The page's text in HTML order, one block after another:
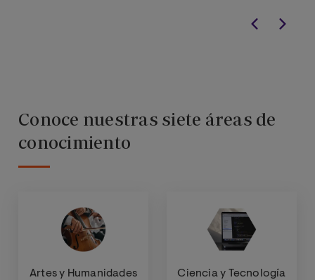
Conoce nuestras siete áreas de
conocimiento
Artes y Humanidades Ciencia y Tecnología